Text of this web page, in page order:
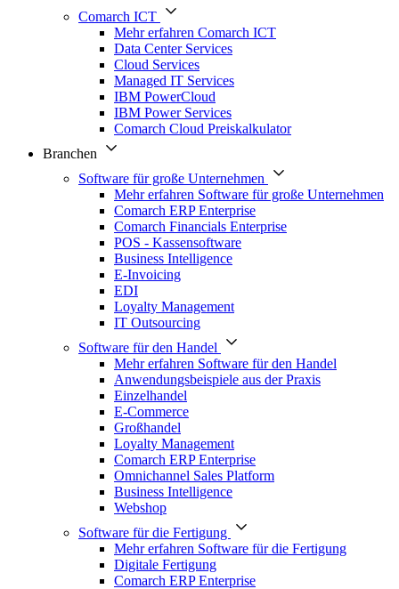
Comarch ICT
Mehr erfahren Comarch ICT
Data Center Services
Cloud Services
Managed IT Services
IBM PowerCloud
IBM Power Services
Comarch Cloud Preiskalkulator
Branchen
Software für große Unternehmen
Mehr erfahren Software für große Unternehmen
Comarch ERP Enterprise
Comarch Financials Enterprise
POS - Kassensoftware
Business Intelligence
E-Invoicing
EDI
Loyalty Management
IT Outsourcing
Software für den Handel
Mehr erfahren Software für den Handel
Anwendungsbeispiele aus der Praxis
Einzelhandel
E-Commerce
Großhandel
Loyalty Management
Comarch ERP Enterprise
Omnichannel Sales Platform
Business Intelligence
Webshop
Software für die Fertigung
Mehr erfahren Software für die Fertigung
Digitale Fertigung
Comarch ERP Enterprise